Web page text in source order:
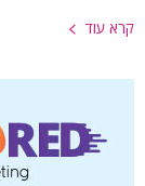
קרא עוד